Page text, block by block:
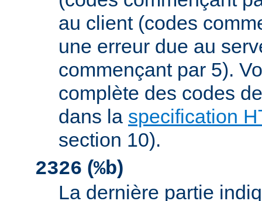
au client (codes
une erreur due au
commençant par 5).
complète des codes
dans la specification
section 10).
2326 (%b)
La dernière partie